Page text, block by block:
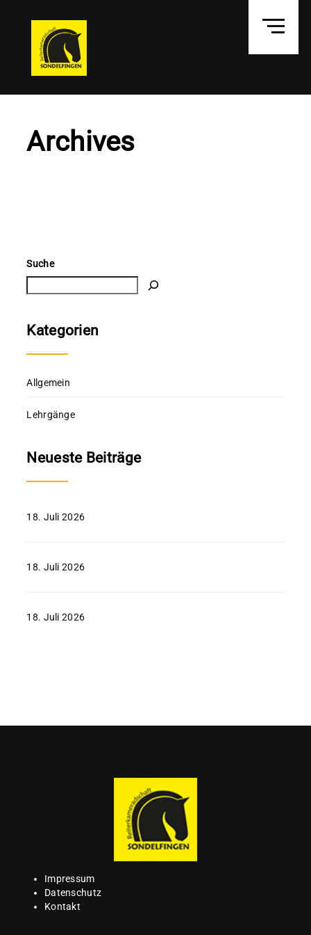
Archives
Suche
Kategorien
Allgemein
Lehrgänge
Neueste Beiträge
18. Juli 2026
18. Juli 2026
18. Juli 2026
Impressum
Datenschutz
Kontakt